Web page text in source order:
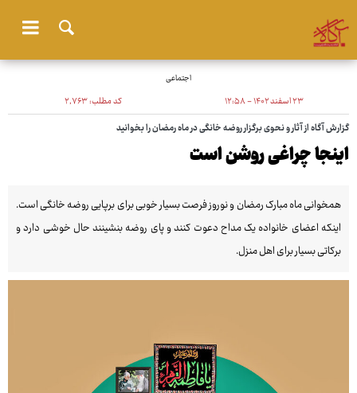
اجتماعی
۲۳ اسفند ۱۴۰۲ - ۱۲:۵۸ کد مطلب:۲٬۷۶۳
گزارش آگاه از آثار و نحوی برگزار روضه خانگی در ماه رمضان را بخوانید
اینجا چراغی روشن است
همخوانی ماه مبارک رمضان و نوروز فرصت بسیار خوبی برای برپایی روضه خانگی است.
اینکه اعضای خانواده یک مداح دعوت کنند و پای روضه بنشینند حال خوشی دارد و
برکاتی بسیار برای اهل منزل.